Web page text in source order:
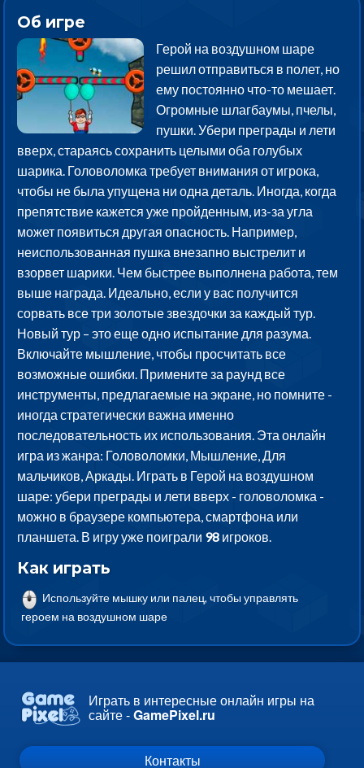
Об игре
Герой на воздушном шаре
решил отправиться в полет, но
ему постоянно что-то мешает.
Огромные шлагбаумы, пчелы,
пушки. Убери преграды и лети
вверх, стараясь сохранить целыми оба голубых
шарика. Головоломка требует внимания от игрока,
чтобы не была упущена ни одна деталь. Иногда, когда
препятствие кажется уже пройденным, из-за угла
может появиться другая опасность. Например,
неиспользованная пушка внезапно выстрелит и
взорвет шарики. Чем быстрее выполнена работа, тем
выше награда. Идеально, если у вас получится
сорвать все три золотые звездочки за каждый тур.
Новый тур – это еще одно испытание для разума.
Включайте мышление, чтобы просчитать все
возможные ошибки. Примените за раунд все
инструменты, предлагаемые на экране, но помните -
иногда стратегически важна именно
последовательность их использования. Эта онлайн
игра из жанра: Головоломки, Мышление, Для
мальчиков, Аркады. Играть в Герой на воздушном
шаре: убери преграды и лети вверх - головоломка -
можно в браузере компьютера, смартфона или
планшета. В игру уже поиграли 98 игроков.
Как играть
Используйте мышку или палец, чтобы управлять
героем на воздушном шаре
Играть в интересные онлайн игры на
сайте -GamePixel.ru
Контакты